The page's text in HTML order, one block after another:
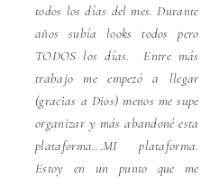
todos los días del mes. Durante
años subía looks todos pero
TODOS los días. Entre más
trabajo me empezó a llegar
(gracias a Dios) menos me supe
organizar y más abandoné esta
plataforma...MI plataforma.
Estoy en un punto que me